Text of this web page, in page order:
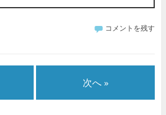
コメントを残す
次へ »